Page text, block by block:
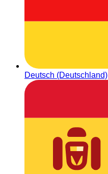
Deutsch (Deutschland)